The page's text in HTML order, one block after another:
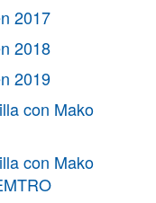
2017
2018
2019
con Mako
con Mako